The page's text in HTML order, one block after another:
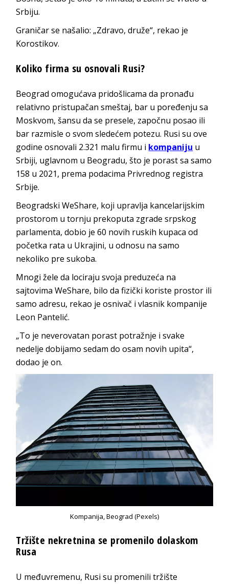
Srbiju.
Graničar se našalio: „Zdravo, druže“, rekao je
Korostikov.
Koliko firma su osnovali Rusi?
Beograd omogućava pridošlicama da pronađu
relativno pristupačan smeštaj, bar u poređenju sa
Moskvom, šansu da se presele, započnu posao ili
bar razmisle o svom sledećem potezu. Rusi su ove
godine osnovali 2.321 malu firmu i kompaniju u
Srbiji, uglavnom u Beogradu, što je porast sa samo
158 u 2021, prema podacima Privrednog registra
Srbije.
Beogradski WeShare, koji upravlja kancelarijskim
prostorom u tornju prekoputa zgrade srpskog
parlamenta, dobio je 60 novih ruskih kupaca od
početka rata u Ukrajini, u odnosu na samo
nekoliko pre sukoba.
Mnogi žele da lociraju svoja preduzeća na
sajtovima WeShare, bilo da fizički koriste prostor ili
samo adresu, rekao je osnivač i vlasnik kompanije
Leon Pantelić.
„To je neverovatan porast potražnje i svake
nedelje dobijamo sedam do osam novih upita“,
dodao je on.
Kompanija, Beograd (Pexels)
Tržište nekretnina se promenilo dolaskom
Rusa
U međuvremenu, Rusi su promenili tržište